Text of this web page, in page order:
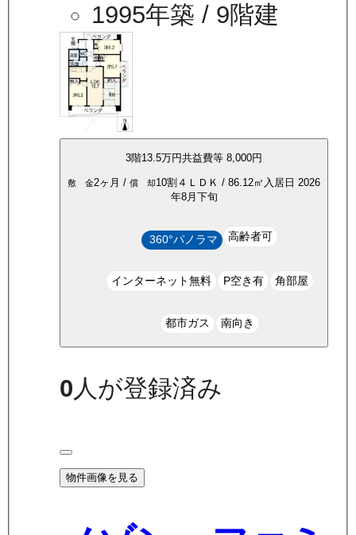
1995年築 / 9階建
3階13.5万円共益費等 8,000円
敷 金2ヶ月 / 償 却10割 ４ＬＤＫ / 86.12㎡ 入居日 2026
年8月下旬
360°パノラマ 高齢者可
インターネット無料 P空き有 角部屋
都市ガス 南向き
0 人が登録済み
物件画像を見る